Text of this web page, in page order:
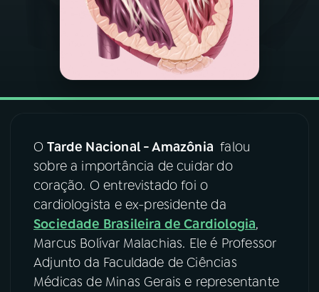
ÚLTIMAS
YouTube Facebook
Instagram X
OTarde Nacional - Amazônia falou
sobre a importância de cuidar do
coração. O entrevistado foi o
cardiologista e ex-presidente da
Sociedade Brasileira de Cardiologia,
Marcus Bolívar Malachias. Ele é Professor
Adjunto da Faculdade de Ciências
Médicas de Minas Gerais e representante